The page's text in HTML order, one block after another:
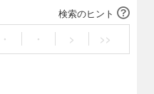
検索のヒント
・ ・ > >>